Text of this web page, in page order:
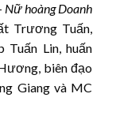
Nữ hoàng Doanh
Trương Tuấn,
Tuấn Lin, huấn
biên đạo
Giang và MC